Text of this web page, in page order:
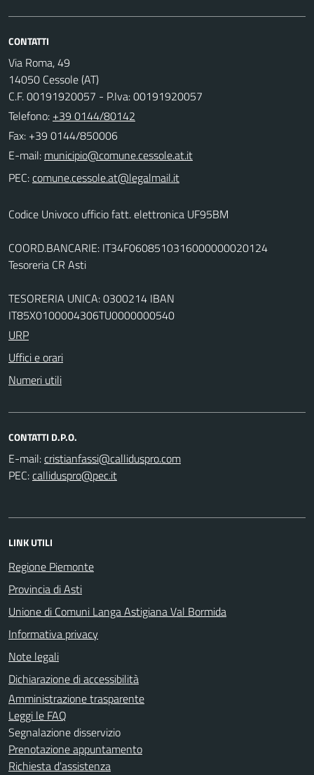
CONTATTI
Via Roma, 49
14050 Cessole (AT)
C.F. 00191920057 - P.Iva: 00191920057
Telefono: +39 0144/80142
Fax: +39 0144/850006
E-mail:
PEC:
Codice Univoco ufficio fatt. elettronica UF95BM
COORD.BANCARIE: IT34F0608510316000000020124
Tesoreria CR Asti
TESORERIA UNICA: 0300214 IBAN
IT85X0100004306TU0000000540
URP
Uffici e orari
Numeri utili
CONTATTI D.P.O.
E-mail:
PEC:
LINK UTILI
Regione Piemonte
Provincia di Asti
Unione di Comuni Langa Astigiana Val Bormida
Informativa privacy
Note legali
Dichiarazione di accessibilità
Amministrazione trasparente
Leggi le FAQ
Segnalazione disservizio
Prenotazione appuntamento
Richiesta d'assistenza